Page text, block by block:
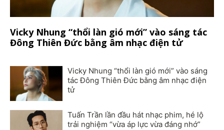
Vicky Nhung “thổi làn gió mới” vào sáng tác
Đông Thiên Đức bằng âm nhạc điện tử
Vicky Nhung “thổi làn gió mới” vào sáng
tác Đông Thiên Đức bằng âm nhạc điện
tử
Tuấn Trần lần đầu hát nhạc phim, hé lộ
trải nghiệm “vừa áp lực vừa đáng nhớ”